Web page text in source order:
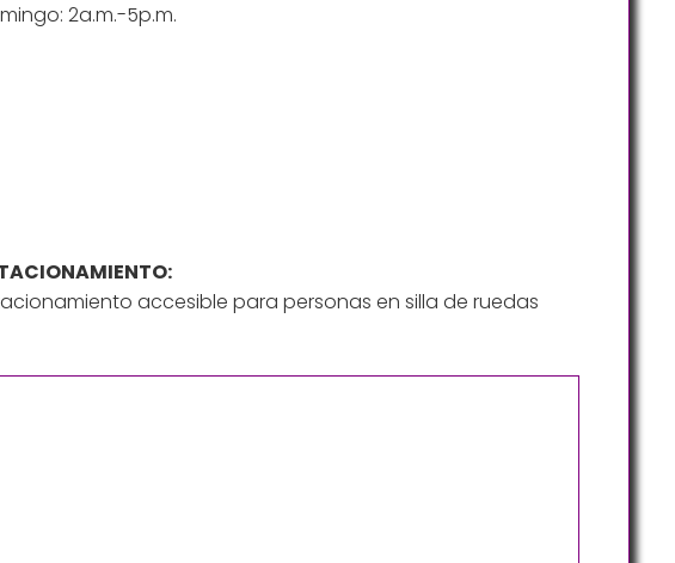
2a.m.-5p.m.
accesible para personas en silla de ruedas